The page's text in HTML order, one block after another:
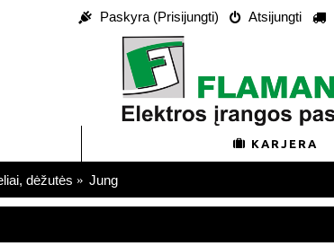
Paskyra (Prisijungti) Atsijungti
KARJERA
dėžutės Jung